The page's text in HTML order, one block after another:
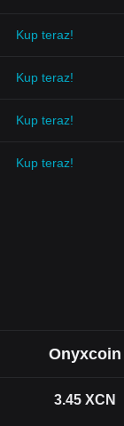
Kup teraz!
Kup teraz!
Kup teraz!
Kup teraz!
Onyxcoin
3.45 XCN